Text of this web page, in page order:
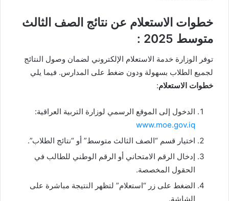
خطوات الاستعلام عن نتائج الصف الثالث
متوسط 2025 :
توفر الوزارة خدمة الاستعلام الإلكتروني لضمان وصول النتائج
لجميع الطلاب بسهولة ودون ضغط على المدارس. فيما يلي
خطوات الاستعلام:
الدخول إلى الموقع الرسمي لوزارة التربية العراقية:
www.moe.gov.iq
اختيار قسم “الصف الثالث متوسط” أو “نتائج الطلاب”.
إدخال الرقم الامتحاني أو الرقم الوطني للطالب في
الحقول المخصصة.
الضغط على زر “استعلام” لتظهر النتيجة مباشرة على
الشاشة.